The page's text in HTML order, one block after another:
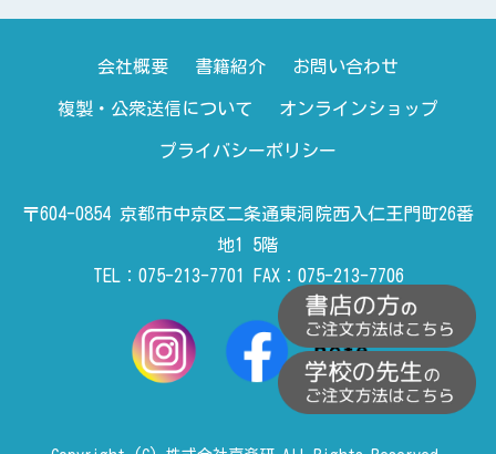
会社概要 書籍紹介 お問い合わせ
複製・公衆送信について オンラインショップ
プライバシーポリシー
〒604-0854 京都市中京区二条通東洞院西入仁王門町26番
地1 5階
TEL：075-213-7701 FAX：075-213-7706